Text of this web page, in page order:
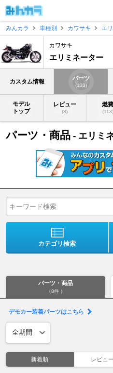
みんカラ
車種別 カワサキ エ
カワサキ
エリミネーター
カスタム情報 パーツ
(133)
モデル
トップ
レビュー
(8)
燃費
(113)
パーツ・商品 - エリミ
カテゴリ検索
パーツ・商品
（8件 ）
デモカー装着パーツはこちら
新着順 レビュ